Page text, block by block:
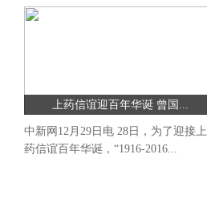
上药信谊迎百年华诞 曾国...
中新网12月29日电 28日，为了迎接上
药信谊百年华诞，“1916-2016...